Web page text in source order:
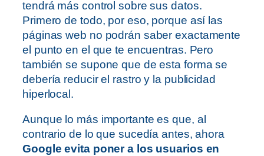
tendrá más control sobre sus datos.
Primero de todo, por eso, porque así las
páginas web no podrán saber exactamente
el punto en el que te encuentras. Pero
también se supone que de esta forma se
debería reducir el rastro y la publicidad
hiperlocal.
Aunque lo más importante es que, al
contrario de lo que sucedía antes, ahora
Google evita poner a los usuarios en